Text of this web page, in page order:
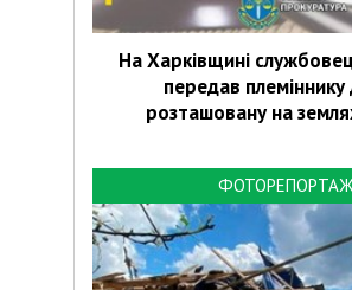
На Харківщині
передав племіннику
розташовану на